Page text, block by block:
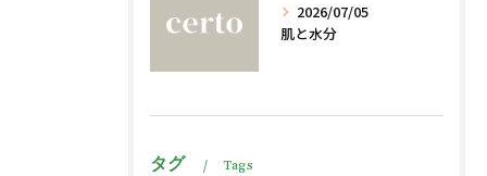
2026/07/05
肌と水分
タグ Tags